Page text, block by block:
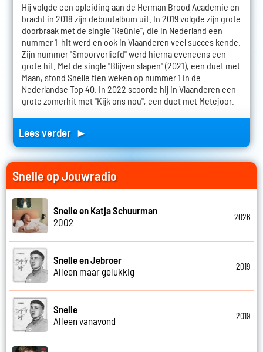
Hij volgde een opleiding aan de Herman Brood Academie en
bracht in 2018 zijn debuutalbum uit. In 2019 volgde zijn grote
doorbraak met de single "Reünie", die in Nederland een
nummer 1-hit werd en ook in Vlaanderen veel succes kende.
Zijn nummer "Smoorverliefd" werd hierna eveneens een
grote hit. Met de single "Blijven slapen" (2021), een duet met
Maan, stond Snelle tien weken op nummer 1 in de
Nederlandse Top 40. In 2022 scoorde hij in Vlaanderen een
grote zomerhit met "Kijk ons nou", een duet met Metejoor.
Lees verder ►
Snelle op Jouwradio
Snelle en Katja Schuurman
2002
2026
Snelle en Jebroer
Alleen maar gelukkig
2019
Snelle
Alleen vanavond
2019